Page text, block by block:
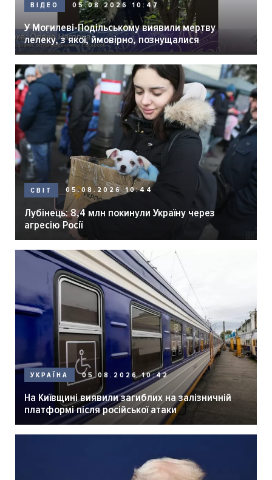
ВІДЕО 05.08.2026 10:47
У Могилеві-Подільському виявили мертву
лелеку, з якої, ймовірно, познущалися
СВІТ 05.08.2026 10:44
Лубінець: 8,4 млн покинули Україну через
агресію Росії
УКРАЇНА 05.08.2026 10:42
На Київщині виявили загиблих на залізничній
платформі після російської атаки